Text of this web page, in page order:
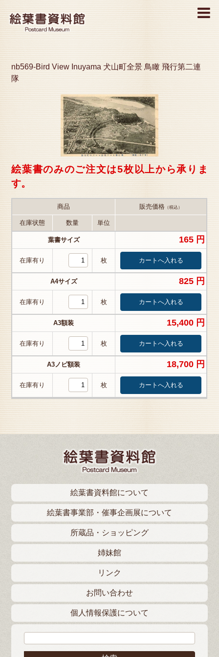
MENU
nb569-Bird View Inuyama 犬山町全景 鳥瞰 飛行第二連
隊
絵葉書のみのご注文は5枚以上から承りま
す。
商品 販売価格 （税込）
在庫状態 数量 単位
葉書サイズ 165 円
在庫有り 枚
A4サイズ 825 円
在庫有り 枚
A3額装 15,400 円
在庫有り 枚
A3ノビ額装 18,700 円
在庫有り 枚
絵葉書資料館について
絵葉書事業部・催事企画展について
所蔵品・ショッピング
姉妹館
リンク
お問い合わせ
個人情報保護について